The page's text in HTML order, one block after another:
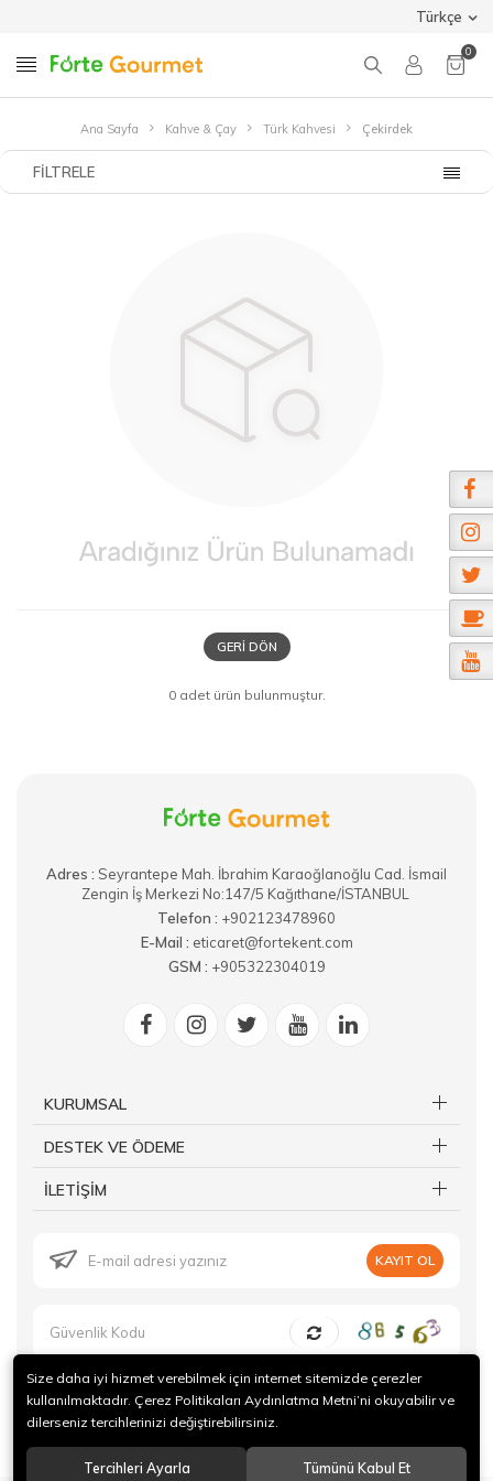
Türkçe
0
Ana Sayfa Kahve & Çay Türk Kahvesi Çekirdek
FILTRELE
GERI DÖN
0 adet ürün bulunmuştur.
Adres : ​Seyrantepe Mah. İbrahim Karaoğlanoğlu Cad. İsmail
Zengin İş Merkezi No:147/5 Kağıthane/İSTANBUL
Telefon : +902123478960
E-Mail : eticaret@fortekent.com
GSM : +905322304019
KURUMSAL
DESTEK VE ÖDEME
İLETİŞİM
KAYIT OL
© 2019 Forte Gurme Tüm hakları saklıdır.
Size daha iyi hizmet verebilmek için internet sitemizde çerezler
kullanılmaktadır. Çerez Politikaları Aydınlatma Metni’ni okuyabilir ve
dilerseniz tercihlerinizi değiştirebilirsiniz.
Tercihleri Ayarla Tümünü Kabul Et